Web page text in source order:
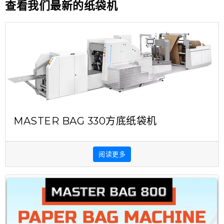
查看我们最新的纸袋机
MASTER BAG 330方底纸袋机
阅读更多